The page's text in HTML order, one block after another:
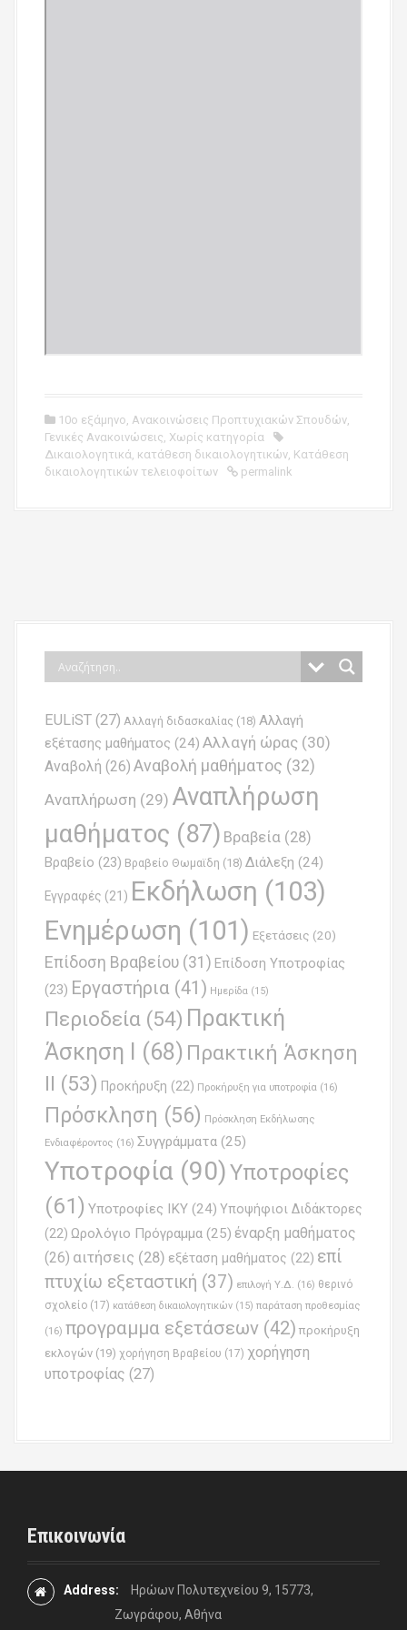
10ο εξάμηνο, Ανακοινώσεις Προπτυχιακών Σπουδών,
Γενικές Ανακοινώσεις, Χωρίς κατηγορία
Δικαιολογητικά, κατάθεση δικαιολογητικών, Κατάθεση
δικαιολογητικών τελειοφοίτων
permalink
EULiST (27) Αλλαγή διδασκαλίας (18) Αλλαγή
εξέτασης μαθήματος (24) Αλλαγή ώρας (30)
Αναβολή (26) Αναβολή μαθήματος (32)
Αναπλήρωση (29) Αναπλήρωση
μαθήματος (87) Βραβεία (28)
Βραβείο (23) Βραβείο Θωμαϊδη (18) Διάλεξη (24)
Εγγραφές (21) Εκδήλωση (103)
Ενημέρωση (101) Εξετάσεις (20)
Επίδοση Βραβείου (31) Επίδοση Υποτροφίας
(23) Εργαστήρια (41) Ημερίδα (15)
Περιοδεία (54) Πρακτική
Άσκηση Ι
(68) Πρακτική Άσκηση
ΙΙ (53) Προκήρυξη (22) Προκήρυξη για υποτροφία (16)
Πρόσκληση (56) Πρόσκληση Εκδήλωσης
Ενδιαφέροντος (16) Συγγράμματα (25)
Υποτροφία (90)Υποτροφίες
(61) Υποτροφίες ΙΚΥ (24) Υποψήφιοι Διδάκτορες
(22) Ωρολόγιο Πρόγραμμα (25) έναρξη μαθήματος
(26) αιτήσεις (28) εξέταση μαθήματος (22) επί
πτυχίω εξεταστική (37) επιλογή Υ.Δ. (16) θερινό
σχολείο (17) κατάθεση δικαιολογητικών (15) παράταση προθεσμίας
(16) προγραμμα εξετάσεων (42) προκήρυξη
εκλογών (19) χορήγηση Βραβείου (17) χορήγηση
υποτροφίας (27)
Επικοινωνία
Address:
Ηρώων Πολυτεχνείου 9, 15773,
Ζωγράφου, Αθήνα